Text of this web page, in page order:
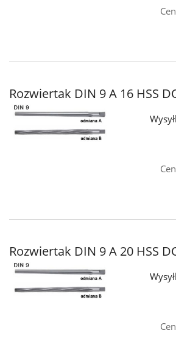
Rozwiertak DIN 9 A 16 HSS
Rozwiertak DIN 9 A 20 HSS